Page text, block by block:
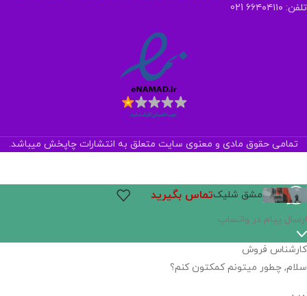
تلفن: ۶۶۴۰۴۱۱۰ 021
تمامی حقوق مادی و معنوی سایت متعلق به انتشارات چاپخش میباشد.
مشق شلیکتماس بگیرید
ارسال پیام در واتساپ
کارشناس فروش
سلام, چطور میتونم کمکتون کنم؟